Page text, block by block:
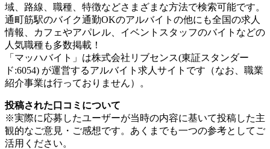
域、路線、職種、特徴などさまざまな方法で検索可能です。
通町筋駅のバイク通勤OKのアルバイトの他にも全国の求人
情報、カフェやアパレル、イベントスタッフのバイトなどの
人気職種も多数掲載！
「マッハバイト」は株式会社リブセンス(東証スタンダー
ド:6054) が運営するアルバイト求人サイトです（なお、職業
紹介事業は行っておりません）。
投稿された口コミについて
※実際に応募したユーザーが当時の内容に基いて投稿した主
観的なご意見・ご感想です。あくまでも一つの参考としてご
活用ください。